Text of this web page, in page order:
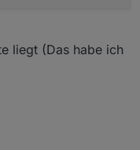
liegt (Das habe ich